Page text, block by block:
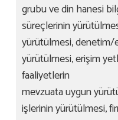
grubu ve din hanesi
süreçlerinin
yürütülmesi,
yürütülmesi, erişim
faaliyetlerin
mevzuata uygun
işlerinin yürütülmesi,